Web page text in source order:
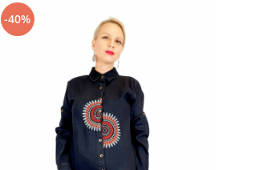
-40%